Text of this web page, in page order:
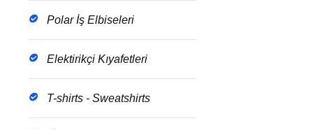
Polar İş Elbiseleri
Elektirikçi Kıyafetleri
T-shirts - Sweatshirts